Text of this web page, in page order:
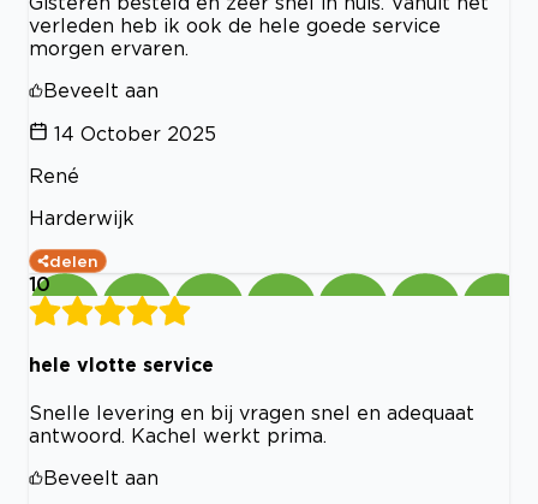
verleden heb ik ook de hele goede service
morgen ervaren.
Beveelt aan
14 October 2025
René
Harderwijk
delen
10
hele vlotte service
Snelle levering en bij vragen snel en adequaat
antwoord. Kachel werkt prima.
Beveelt aan